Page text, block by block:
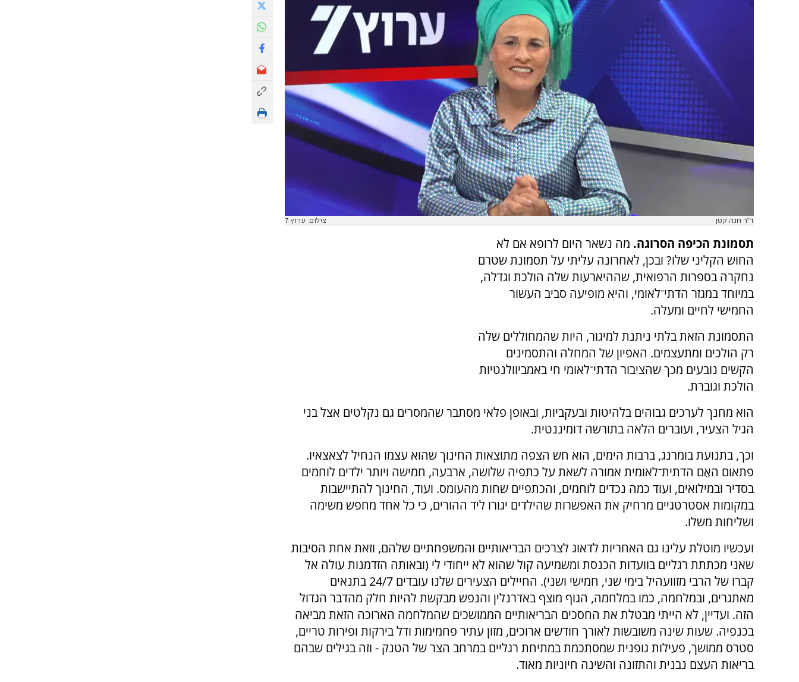
ד"ר חנה קטן צילום: ערוץ 7
תסמונת הכיפה הסרוגה. מה נשאר היום לרופא אם לא
החוש הקליני שלו? ובכן, לאחרונה עליתי על תסמונת שטרם
נחקרה בספרות הרפואית, שההיארעות שלה הולכת וגדלה,
במיוחד במגזר הדתי־לאומי, והיא מופיעה סביב העשור
החמישי לחיים ומעלה.
התסמונת הזאת בלתי ניתנת למיגור, היות שהמחוללים שלה
רק הולכים ומתעצמים. האפיון של המחלה והתסמינים
הקשים נובעים מכך שהציבור הדתי־לאומי חי באמביוולנטיות
הולכת וגוברת.
הוא מחנך לערכים גבוהים בלהיטות ובעקביות, ובאופן פלאי מסתבר שהמסרים גם נקלטים אצל בני
הגיל הצעיר, ועוברים הלאה בתורשה דומיננטית.
וכך, בתנועת בומרנג, ברבות הימים, הוא חש הצפה מתוצאות החינוך שהוא עצמו הנחיל לצאצאיו.
פתאום האֵם הדתית־לאומית אמורה לשאת על כתפיה שלושה, ארבעה, חמישה ויותר ילדים לוחמים
בסדיר ובמילואים, ועוד כמה נכדים לוחמים, והכתפיים שחות מהעומס. ועוד, החינוך להתיישבות
במקומות אסטרטגיים מרחיק את האפשרות שהילדים יגורו ליד ההורים, כי כל אחד מחפש משימה
ושליחות משלו.
ועכשיו מוטלת עלינו גם האחריות לדאוג לצרכים הבריאותיים והמשפחתיים שלהם, וזאת אחת הסיבות
שאני מכתתת רגליים בוועדות הכנסת ומשמיעה קול שהוא לא ייחודי לי (ובאותה הזדמנות עולה אל
קברו של הרבי מזוועהיל בימי שני, חמישי ושני). החיילים הצעירים שלנו עובדים 24/7 בתנאים
מאתגרים, ובמלחמה, כמו במלחמה, הגוף מוצף באדרנלין והנפש מבקשת להיות חלק מהדבר הגדול
הזה. ועדיין, לא הייתי מבטלת את החסכים הבריאותיים הממושכים שהמלחמה הארוכה הזאת מביאה
בכנפיה. שעות שינה משובשות לאורך חודשים ארוכים, מזון עתיר פחמימות ודל בירקות ופירות טריים,
סטרס ממושך, פעילות גופנית שמסתכמת במתיחת רגליים במרחב הצר של הטנק - וזה בגילים שבהם
בריאות העצם נבנית והתזונה והשינה חיוניות מאוד.